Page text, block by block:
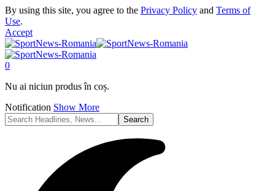
By using this site, you agree to the Privacy Policy and Terms of
Use.
Accept
0
Nu ai niciun produs în coș.
Notification Show More